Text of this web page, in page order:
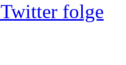
folge